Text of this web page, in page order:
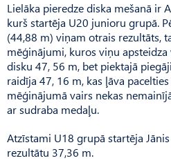
Lielāka pieredze diska mešanā ir
kurš startēja U20 junioru grupā.
(44,88 m) viņam otrais rezultāts,
mēģinājumi, kuros viņu
disku 47, 56 m, bet piektajā
raidīja 47, 16 m, kas ļāva
mēģinājumā vairs nekas
ar sudraba medaļu.
Atzīstami U18 grupā startēja
rezultātu 37,36 m.